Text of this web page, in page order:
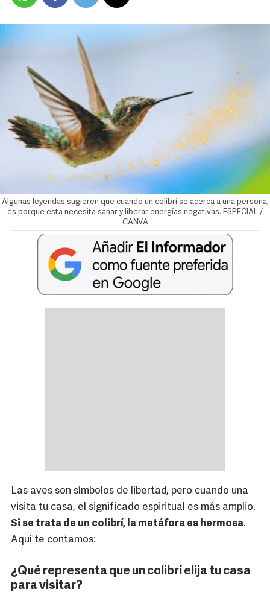
Algunas leyendas sugieren que cuando un colibrí se acerca a una persona,
es porque esta necesita sanar y liberar energías negativas. ESPECIAL /
CANVA
Las aves son símbolos de libertad, pero cuando una
visita tu casa, el significado espiritual es más amplio.
Si se trata de un colibrí, la metáfora es hermosa.
Aquí te contamos:
¿Qué representa que un colibrí elija tu casa
para visitar?